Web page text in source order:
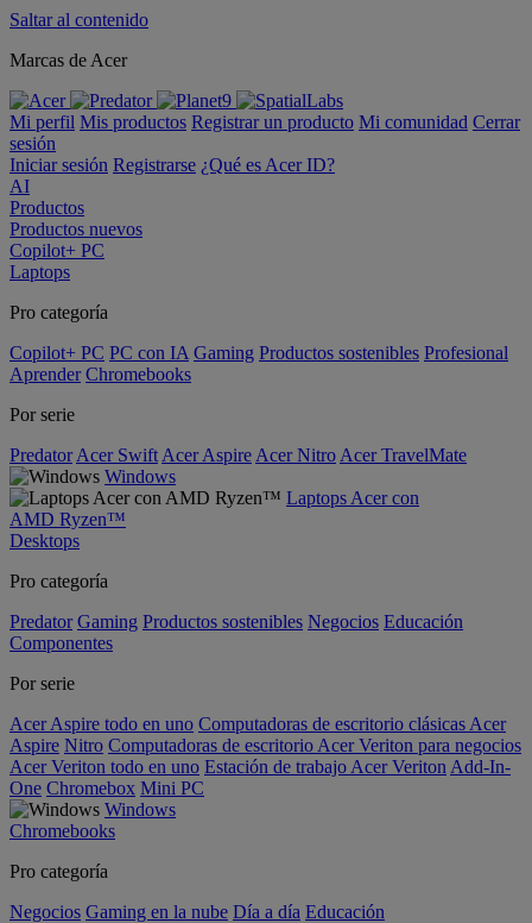
Saltar al contenido
Marcas de Acer
Mi perfil Mis productos Registrar un producto Mi comunidad Cerrar
sesión
Iniciar sesión Registrarse ¿Qué es Acer ID?
AI
Productos
Productos nuevos
Copilot+ PC
Laptops
Pro categoría
Copilot+ PC PC con IA Gaming Productos sostenibles Profesional
Aprender Chromebooks
Por serie
Predator Acer Swift Acer Aspire Acer Nitro Acer TravelMate
Windows
Laptops Acer con
AMD Ryzen™
Desktops
Pro categoría
Predator Gaming Productos sostenibles Negocios Educación
Componentes
Por serie
Acer Aspire todo en uno Computadoras de escritorio clásicas Acer
Aspire Nitro Computadoras de escritorio Acer Veriton para negocios
Acer Veriton todo en uno Estación de trabajo Acer Veriton Add-In-
One Chromebox Mini PC
Windows
Chromebooks
Pro categoría
Negocios Gaming en la nube Día a día Educación